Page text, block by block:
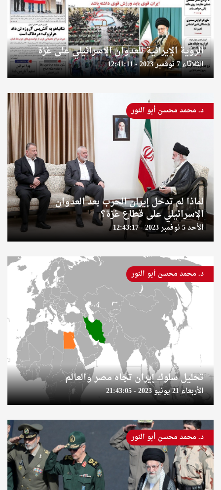
الرؤية الإيرانية للعدوان الإسرائيلي على غزة
الثلاثاء 7 نوفمبر 2023 - 12:41:11
لماذا لم تدخل إيران الحرب بعد العدوان
الإسرائيلي على قطاع غزة؟
الأحد 5 نوفمبر 2023 - 12:43:17
د. محمد محسن أبو النور
تحليل سلوك إيران تجاه مصر والعالم
الأربعاء 21 يونيو 2023 - 21:43:05
د. محمد محسن أبو النور
د. محمد محسن أبو النور